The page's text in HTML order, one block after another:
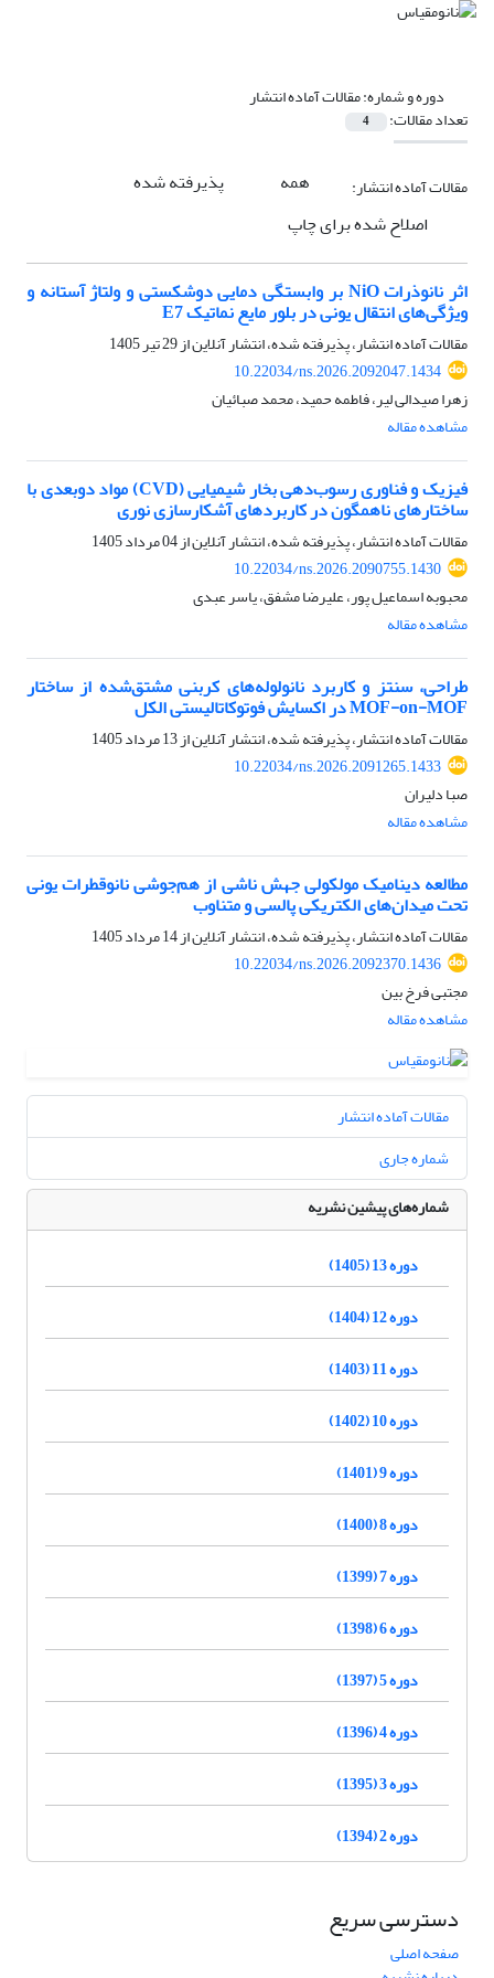
دوره و شماره:مقالات آماده انتشار
تعداد مقالات: 4
مقالات آماده انتشار: همه
پذیرفته شده
اصلاح شده برای چاپ
اثر نانوذرات NiO بر وابستگی دمایی دوشکستی و ولتاژ آستانه و
ویژگی‌های انتقال یونی در بلور مایع نماتیک E7
مقالات آماده انتشار، پذیرفته شده، انتشار آنلاین از29 تیر 1405
10.22034/ns.2026.2092047.1434
زهرا صیدالی لیر، فاطمه حمید، محمد صبائیان
مشاهده مقاله
فیزیک و فناوری رسوب‌دهی بخار شیمیایی (CVD) مواد دوبعدی با
ساختارهای ناهمگون در کاربردهای آشکارسازی نوری
مقالات آماده انتشار، پذیرفته شده، انتشار آنلاین از04 مرداد 1405
10.22034/ns.2026.2090755.1430
محبوبه اسماعیل پور، علیرضا مشفق، یاسر عبدی
مشاهده مقاله
طراحی، سنتز و کاربرد نانولوله‌های کربنی مشتق‌شده از ساختار
MOF-on-MOF در اکسایش فوتوکاتالیستی الکل
مقالات آماده انتشار، پذیرفته شده، انتشار آنلاین از13 مرداد 1405
10.22034/ns.2026.2091265.1433
صبا دلیران
مشاهده مقاله
مطالعه دینامیک مولکولی جهش ناشی از هم‌جوشی نانوقطرات یونی
تحت میدان‌های الکتریکی پالسی و متناوب
مقالات آماده انتشار، پذیرفته شده، انتشار آنلاین از14 مرداد 1405
10.22034/ns.2026.2092370.1436
مجتبی فرخ بین
مشاهده مقاله
مقالات آماده انتشار
شماره جاری
شماره‌های پیشین نشریه
دوره 13 (1405)
دوره 12 (1404)
دوره 11 (1403)
دوره 10 (1402)
دوره 9 (1401)
دوره 8 (1400)
دوره 7 (1399)
دوره 6 (1398)
دوره 5 (1397)
دوره 4 (1396)
دوره 3 (1395)
دوره 2 (1394)
دسترسی سریع
صفحه اصلی